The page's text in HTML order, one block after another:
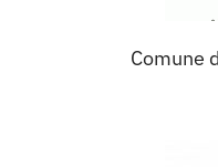
Comune